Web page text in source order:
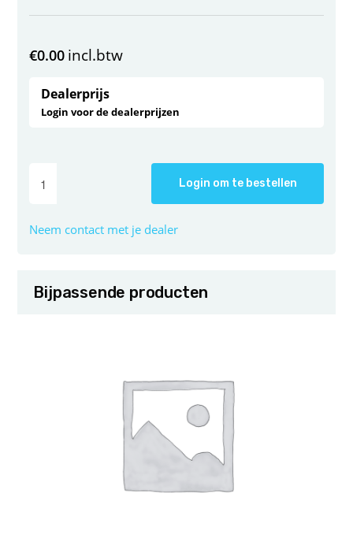
€0.00 incl.btw
Dealerprijs
Login voor de dealerprijzen
Login om te bestellen
Neem contact met je dealer
Bijpassende producten